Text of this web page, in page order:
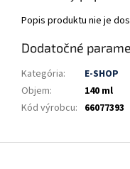
Popis produktu nie je
Dodatočné
Kategória:
E-SHOP
Objem:
140 ml
Kód výrobcu: 66077393